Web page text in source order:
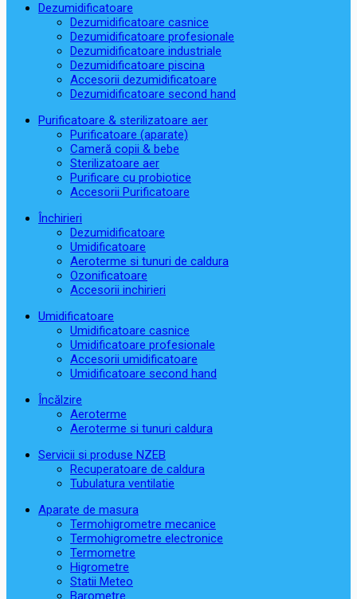
Dezumidificatoare
Dezumidificatoare casnice
Dezumidificatoare profesionale
Dezumidificatoare industriale
Dezumidificatoare piscina
Accesorii dezumidificatoare
Dezumidificatoare second hand
Purificatoare & sterilizatoare aer
Purificatoare (aparate)
Cameră copii & bebe
Sterilizatoare aer
Purificare cu probiotice
Accesorii Purificatoare
Închirieri
Dezumidificatoare
Umidificatoare
Aeroterme si tunuri de caldura
Ozonificatoare
Accesorii inchirieri
Umidificatoare
Umidificatoare casnice
Umidificatoare profesionale
Accesorii umidificatoare
Umidificatoare second hand
Încălzire
Aeroterme
Aeroterme si tunuri caldura
Servicii si produse NZEB
Recuperatoare de caldura
Tubulatura ventilatie
Aparate de masura
Termohigrometre mecanice
Termohigrometre electronice
Termometre
Higrometre
Statii Meteo
Barometre